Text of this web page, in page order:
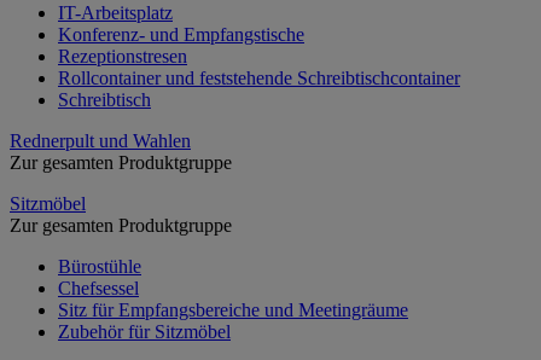
IT-Arbeitsplatz
Konferenz- und Empfangstische
Rezeptionstresen
Rollcontainer und feststehende Schreibtischcontainer
Schreibtisch
Rednerpult und Wahlen
Zur gesamten Produktgruppe
Sitzmöbel
Zur gesamten Produktgruppe
Bürostühle
Chefsessel
Sitz für Empfangsbereiche und Meetingräume
Zubehör für Sitzmöbel